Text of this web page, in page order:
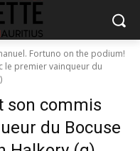
Fortuno on the podium!
le premier vainqueur du
son commis
du Bocuse